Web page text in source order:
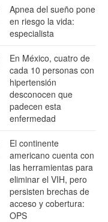
Apnea del sueño pone
en riesgo la vida:
especialista
En México, cuatro de
cada 10 personas con
hipertensión
desconocen que
padecen esta
enfermedad
El continente
americano cuenta con
las herramientas para
eliminar el VIH, pero
persisten brechas de
acceso y cobertura:
OPS